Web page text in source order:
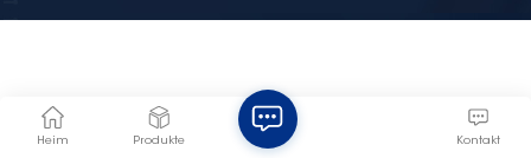
Heim Produkte Kontakt